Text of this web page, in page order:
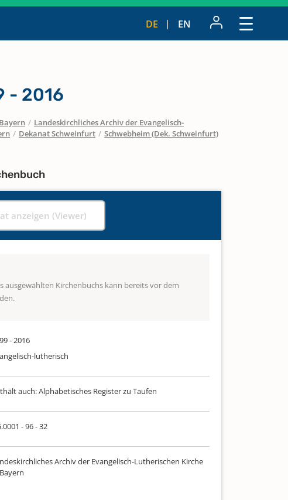
DE EN
- 2016
Bayern / Landeskirchliches Archiv der Evangelisch-
/ Dekanat Schweinfurt / Schwebheim (Dek. Schweinfurt)
anzeigen (Viewer)
ausgewählten Kirchenbuchs kann bereits vor dem
- 2016
lutherisch
auch: Alphabetisches Register zu Taufen
- 96 - 32
Archiv der Evangelisch-Lutherischen Kirche